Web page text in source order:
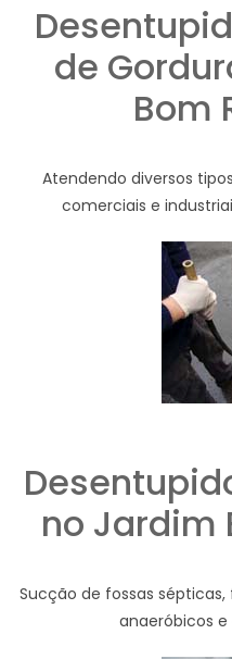
de
Bom
Atendendo diversos
comerciais e
no Jardim
Sucção de fossas
anaeróbicos